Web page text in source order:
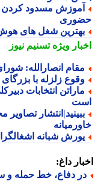
مسدود کردن
شغل های هوش
ویژهتسنیم نیوز
انصارالله: شورای
زلزله با بزرگای 4.6 در گلباف کرمان
انتخابات
تصاویر
شبانه اشغالگران
داغ:
دفاع، خط حمله و